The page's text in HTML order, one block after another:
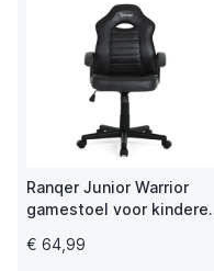
Ranqer Junior Warrior
gamestoel voor
€ 64,99